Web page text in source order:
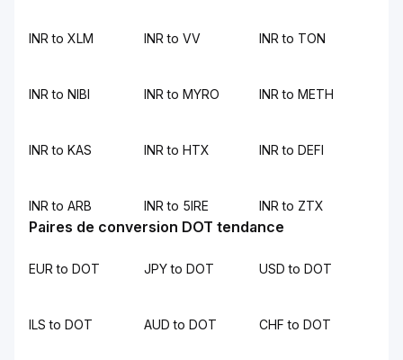
INR to XLM INR to VV INR to TON
INR to NIBI INR to MYRO INR to METH
INR to KAS INR to HTX INR to DEFI
INR to ARB INR to 5IRE INR to ZTX
Paires de conversion DOT tendance
EUR to DOT JPY to DOT USD to DOT
ILS to DOT AUD to DOT CHF to DOT